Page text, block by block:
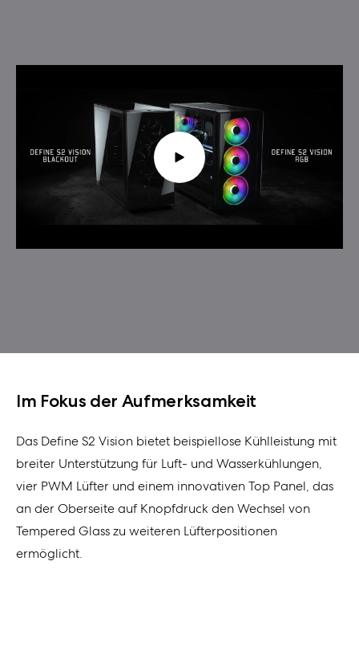
Im Fokus der Aufmerksamkeit
Das Define S2 Vision bietet beispiellose Kühlleistung mit
breiter Unterstützung für Luft- und Wasserkühlungen,
vier PWM Lüfter und einem innovativen Top Panel, das
an der Oberseite auf Knopfdruck den Wechsel von
Tempered Glass zu weiteren Lüfterpositionen
ermöglicht.